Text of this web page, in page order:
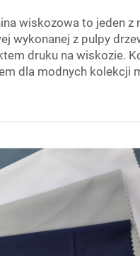
wiskozowa to jeden
wykonanej z pulpy
druku na wiskozie.
dla modnych kolekcji